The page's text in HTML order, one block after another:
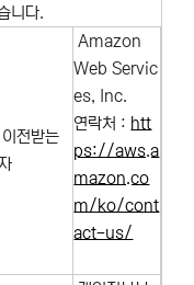
니다.
이전받는
Amazon
Web Servic
es, Inc.
연락처 : htt
ps://aws.a
mazon.co
m/ko/cont
act-us/